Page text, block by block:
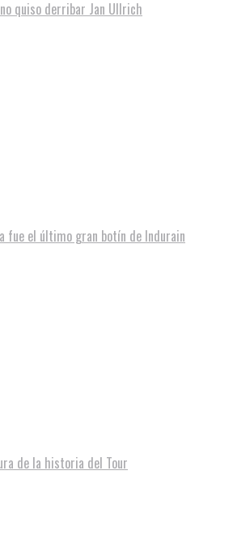
quiso derribar Jan Ullrich
fue el último gran botín de Indurain
de la historia del Tour